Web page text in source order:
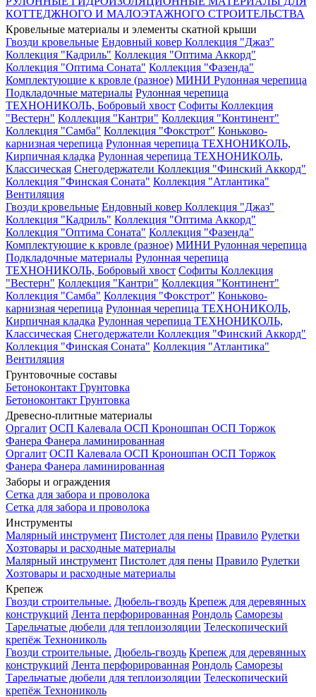
КОТТЕДЖНОГО И МАЛОЭТАЖНОГО СТРОИТЕЛЬСТВА
Кровельные материалы и элементы скатной крыши
Гвозди кровельные Ендовный ковер Коллекция "Джаз"
Коллекция "Кадриль" Коллекция "Оптима Аккорд"
Коллекция "Оптима Соната" Коллекция "Фазенда"
Комплектующие к кровле (разное) МИНИ Рулонная черепица
Подкладочные материалы Рулонная черепица
ТЕХНОНИКОЛЬ, Бобровый хвост Софиты Коллекция
"Вестерн" Коллекция "Кантри" Коллекция "Континент"
Коллекция "Самба" Коллекция "Фокстрот" Коньково-
карнизная черепица Рулонная черепица ТЕХНОНИКОЛЬ,
Кирпичная кладка Рулонная черепица ТЕХНОНИКОЛЬ,
Классическая Снегодержатели Коллекция "Финский Аккорд"
Коллекция "Финская Соната" Коллекция "Атлантика"
Вентиляция
Гвозди кровельные Ендовный ковер Коллекция "Джаз"
Коллекция "Кадриль" Коллекция "Оптима Аккорд"
Коллекция "Оптима Соната" Коллекция "Фазенда"
Комплектующие к кровле (разное) МИНИ Рулонная черепица
Подкладочные материалы Рулонная черепица
ТЕХНОНИКОЛЬ, Бобровый хвост Софиты Коллекция
"Вестерн" Коллекция "Кантри" Коллекция "Континент"
Коллекция "Самба" Коллекция "Фокстрот" Коньково-
карнизная черепица Рулонная черепица ТЕХНОНИКОЛЬ,
Кирпичная кладка Рулонная черепица ТЕХНОНИКОЛЬ,
Классическая Снегодержатели Коллекция "Финский Аккорд"
Коллекция "Финская Соната" Коллекция "Атлантика"
Вентиляция
Грунтовочные составы
Бетоноконтакт Грунтовка
Бетоноконтакт Грунтовка
Древесно-плитные материалы
Оргалит ОСП Калевала ОСП Кроношпан ОСП Торжок
Фанера Фанера ламинированная
Оргалит ОСП Калевала ОСП Кроношпан ОСП Торжок
Фанера Фанера ламинированная
Заборы и ограждения
Сетка для забора и проволока
Сетка для забора и проволока
Инструменты
Малярный инструмент Пистолет для пены Правило Рулетки
Хозтовары и расходные материалы
Малярный инструмент Пистолет для пены Правило Рулетки
Хозтовары и расходные материалы
Крепеж
Гвозди строительные. Дюбель-гвоздь Крепеж для деревянных
конструкций Лента перфорированная Рондоль Саморезы
Тарельчатые дюбели для теплоизоляции Телескопический
крепёж Технониколь
Гвозди строительные. Дюбель-гвоздь Крепеж для деревянных
конструкций Лента перфорированная Рондоль Саморезы
Тарельчатые дюбели для теплоизоляции Телескопический
крепёж Технониколь